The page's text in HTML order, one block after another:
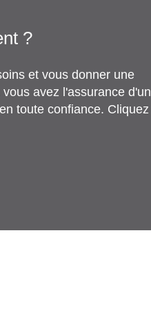
?​
et vous donner une
avez l'assurance d'un
toute confiance. Cliquez